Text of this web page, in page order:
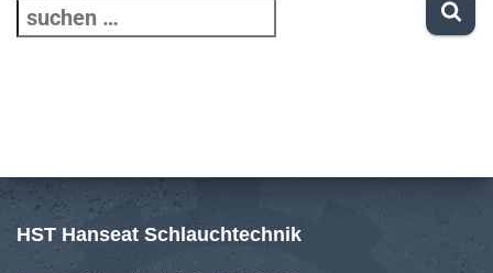
S
n
n
HST Hanseat Schlauchtechnik